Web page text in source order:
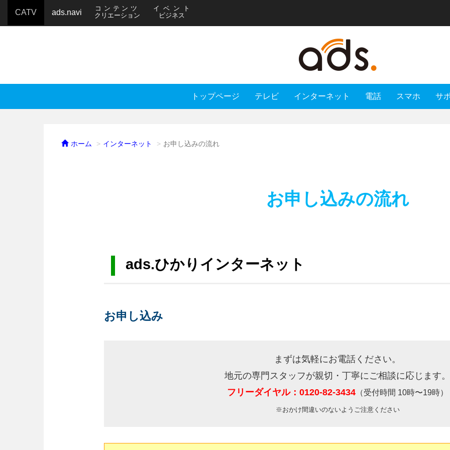
CATV ads.navi
コンテンツ
クリエーション
イベント
ビジネス
トップページ テレビ インターネット 電話 スマホ サ
ホーム インターネット お申し込みの流れ
お申し込みの流れ
ads.ひかりインターネット
お申し込み
まずは気軽にお電話ください。
地元の専門スタッフが親切・丁寧にご相談に応じます。
フリーダイヤル：0120-82-3434 （受付時間 10時〜19時）
※おかけ間違いのないようご注意ください